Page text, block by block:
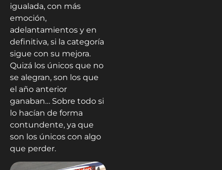
igualada, con más
emoción,
adelantamientos y en
definitiva, si la categoría
sigue con su mejora.
Quizá los únicos que no
se alegran, son los que
el año anterior
ganaban… Sobre todo si
lo hacían de forma
contundente, ya que
son los únicos con algo
que perder.